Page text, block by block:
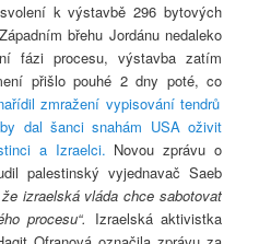
k výstavbě 296 bytových
břehu Jordánu nedaleko
fázi procesu, výstavba zatím
přišlo pouhé 2 dny poté, co
zmražení vypisování tendrů
dal šanci snahám USA oživit
a Izraelci. Novou zprávu o
palestinský vyjednavač Saeb
že izraelská vláda chce sabotovat
procesu“. Izraelská aktivistka